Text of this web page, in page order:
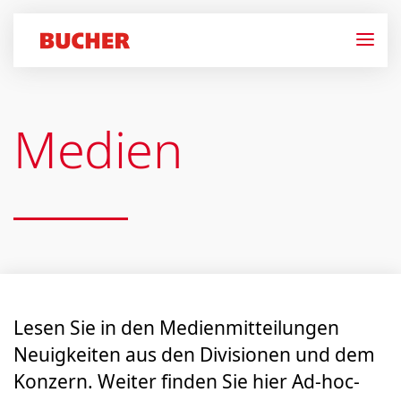
Medien
Lesen Sie in den Medien­mitteilungen
Neuigkeiten aus den Divisionen und dem
Konzern. Weiter finden Sie hier Ad-hoc-